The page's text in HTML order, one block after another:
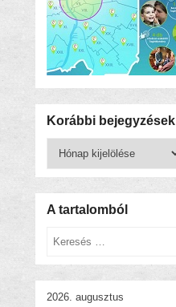
Korábbi bejegyzések
bejegyzések
A tartalomból
Keresés
2026. augusztus